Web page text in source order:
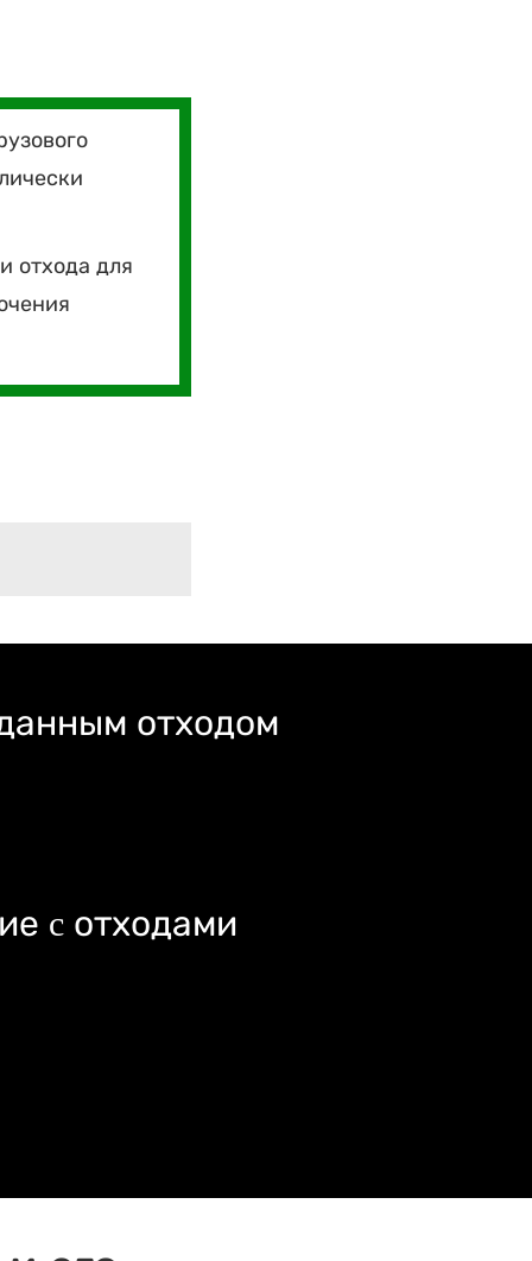
отхода для
отходом
c отходами